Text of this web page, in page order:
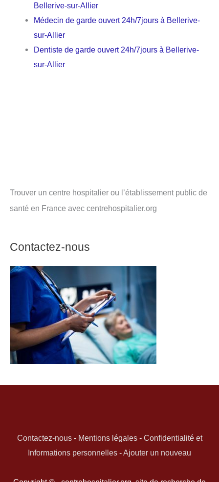
Bellerive-sur-Allier
Médecin de garde ouvert 24h/7jours à Bellerive-
sur-Allier
Dentiste de garde ouvert 24h/7jours à Bellerive-
sur-Allier
Trouver un centre hospitalier ou l’établissement public de
santé en France avec centrehospitalier.org
Contactez-nous
Contactez-nous- Mentions légales- Confidentialité et
Informations personnelles -Ajouter un nouveau